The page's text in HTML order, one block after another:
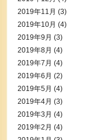
2019年11月 (3)
2019年10月 (4)
2019年9月 (3)
2019年8月 (4)
2019年7月 (4)
2019年6月 (2)
2019年5月 (4)
2019年4月 (3)
2019年3月 (4)
2019年2月 (4)